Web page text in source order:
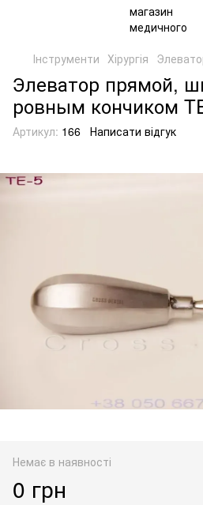
Інструменти Хірургія
Элеватор прямой,
ровным кончиком
Артикул: 166 Написати відгук
Немає в наявності
0 грн